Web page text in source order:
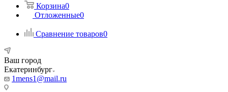
Корзина0
Отложенные0
Сравнение товаров0
Ваш город
Екатеринбург
1mens1@mail.ru